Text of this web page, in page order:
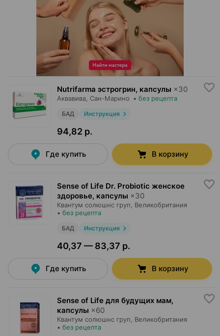
Nutrifarma эстрогрин, капсулы ×30
Аквавива , Сан-Марино • без рецепта
БАД Инструкция
94,82 р.
Где купить В корзину
Sense of Life Dr. Probiotic женское
здоровье, капсулы ×30
Квантум солюшнс груп , Великобритания
• без рецепта
БАД Инструкция
40,37 — 83,37 р.
Где купить В корзину
Sense of Life для будущих мам,
капсулы ×60
Квантум солюшнс груп , Великобритания
• без рецепта